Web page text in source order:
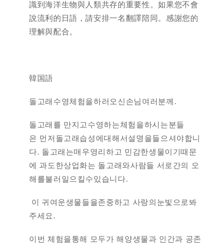
識到海洋生物與人類共存的重要性。如果您不會
說流利的日語，請安排一名翻譯陪同。感謝您的
理解與配合。
韓国語
돌고래수영체험을하러오신손님여러분께.
돌고래를 만지고수영하는체험을하시는분들
은 먼저돌고래습성에대해서설명을들으셔야합니
다. 돌고래는매우영리하고 민감한생물이기때문
에 과도한상업화는 돌고래와사람들 서로간의 오
해를불러일으킬수있습니다.
이 귀여운생물들을존중하고 사랑의눈빛으로봐
주세요.
이번 체험을통해 모두가 해양생물과 인간과 공존